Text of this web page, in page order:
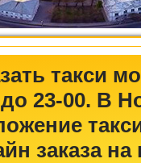
такси
23-00. В
заказа